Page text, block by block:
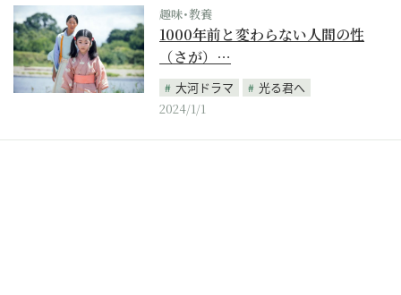
趣味･教養
1000年前と変わらない人間の性
（さが）…
大河ドラマ
光る君へ
2024/1/1